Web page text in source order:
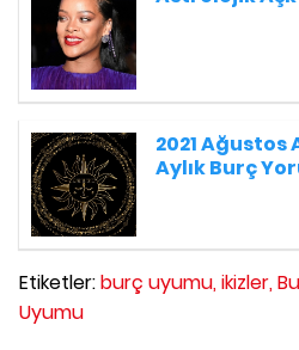
2021 Ağustos
Aylık Burç
Etiketler:burç uyumu,ikizler,
Uyumu